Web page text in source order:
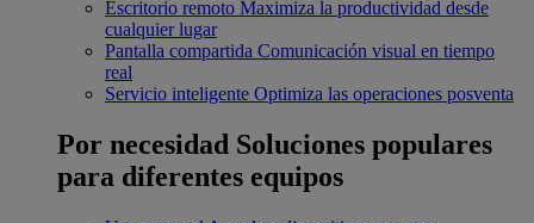
Escritorio remoto Maximiza la productividad desde
cualquier lugar
Pantalla compartida Comunicación visual en tiempo
real
Servicio inteligente Optimiza las operaciones posventa
Por necesidad Soluciones populares
para diferentes equipos